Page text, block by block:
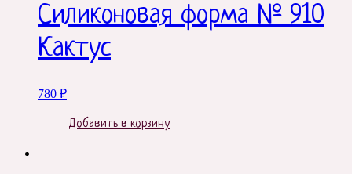
Силиконовая форма № 910
Кактус
780 ₽
Добавить в корзину